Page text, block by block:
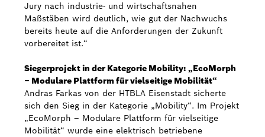
Jury nach industrie- und wirtschaftsnahen
Maßstäben wird deutlich, wie gut der Nachwuchs
bereits heute auf die Anforderungen der Zukunft
vorbereitet ist.“
Siegerprojekt in der Kategorie Mobility: „EcoMorph
– Modulare Plattform für vielseitige Mobilität“
Andras Farkas von der HTBLA Eisenstadt sicherte
sich den Sieg in der Kategorie „Mobility“. Im Projekt
„EcoMorph – Modulare Plattform für vielseitige
Mobilität“ wurde eine elektrisch betriebene